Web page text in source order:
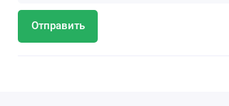
Отправить